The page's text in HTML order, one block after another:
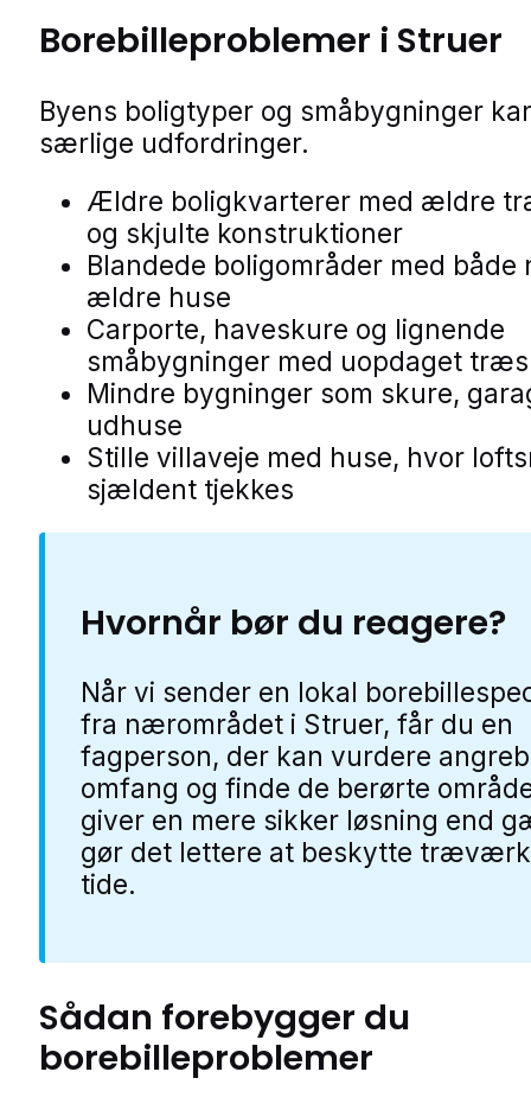
Borebilleproblemer i Struer
Byens boligtyper og småbygninger
særlige udfordringer.
Ældre boligkvarterer med ældre
og skjulte konstruktioner
Blandede boligområder med både
ældre huse
Carporte, haveskure og lignende
småbygninger med uopdaget
Mindre bygninger som skure,
udhuse
Stille villaveje med huse, hvor
sjældent tjekkes
Hvornår bør du reagere?
Når vi sender en lokal
fra nærområdet i Struer, får du en
fagperson, der kan vurdere
omfang og finde de berørte
giver en mere sikker løsning end
gør det lettere at beskytte
tide.
Sådan forebygger du
borebilleproblemer